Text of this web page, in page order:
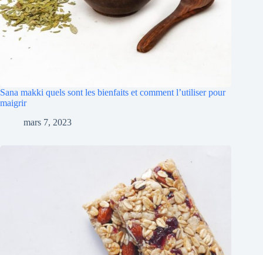
Sana makki quels sont les bienfaits et comment l’utiliser pour
maigrir
mars 7, 2023